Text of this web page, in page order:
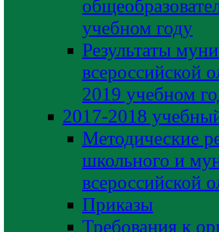
учебном году
Результаты
всероссийской
2019 учебном
2017-2018
Методические
школьного и
всероссийской
Приказы
Требования к